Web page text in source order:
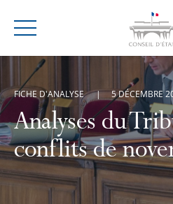
Menu
Analyses du
conflits de
FICHE D'ANALYSE 5 DÉCEMBRE